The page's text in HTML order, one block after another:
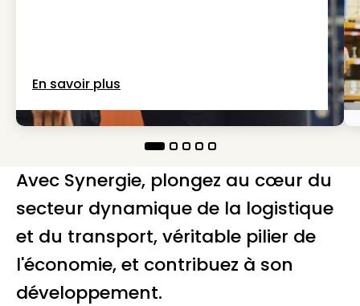
En savoir plus
Avec Synergie, plongez au cœur du
secteur dynamique de la logistique
et du transport, véritable pilier de
l'économie, et contribuez à son
développement.